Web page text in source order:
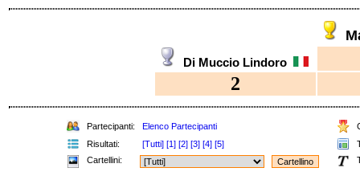
Di Muccio Lindoro
2
Partecipanti: Elenco Partecipanti
Risultati:
[Tutti] [1] [2] [3] [4] [5]
Cartellini: